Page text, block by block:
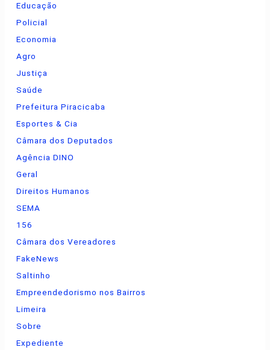
Educação
Policial
Economia
Agro
Justiça
Saúde
Prefeitura Piracicaba
Esportes & Cia
Câmara dos Deputados
Agência DINO
Geral
Direitos Humanos
SEMA
156
Câmara dos Vereadores
FakeNews
Saltinho
Empreendedorismo nos Bairros
Limeira
Sobre
Expediente